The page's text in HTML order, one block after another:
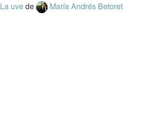
La uvede María Andrés Betoret